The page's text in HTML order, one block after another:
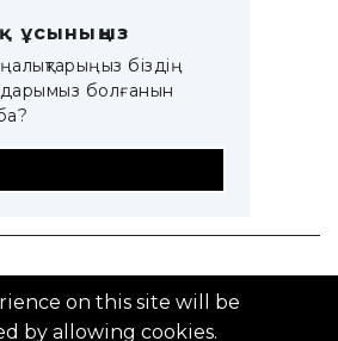
ұсыныңыз
біздің
болғанын
2014–2025 ZTB.KZ
on this site will be
by allowing cookies.